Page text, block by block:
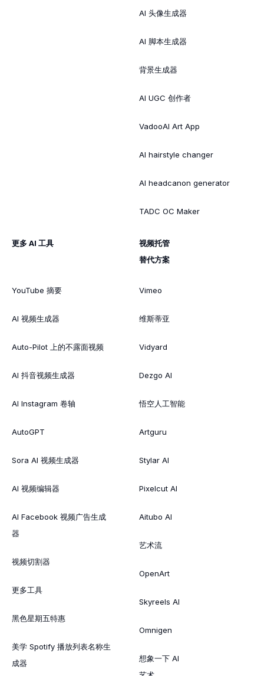
AI 头像生成器
AI 脚本生成器
背景生成器
AI UGC 创作者
VadooAI Art App
AI hairstyle changer
AI headcanon generator
TADC OC Maker
更多 AI 工具
YouTube 摘要
AI 视频生成器
Auto-Pilot 上的不露面视频
AI 抖音视频生成器
AI Instagram 卷轴
AutoGPT
Sora AI 视频生成器
AI 视频编辑器
AI Facebook 视频广告生成
器
视频切割器
更多工具
黑色星期五特惠
美学 Spotify 播放列表名称生
成器
视频托管
替代方案
Vimeo
维斯蒂亚
Vidyard
Dezgo AI
悟空人工智能
Artguru
Stylar AI
Pixelcut AI
Aitubo AI
艺术流
OpenArt
Skyreels AI
Omnigen
想象一下 AI